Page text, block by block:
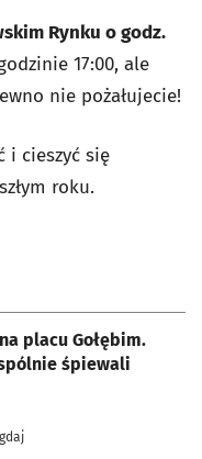
Rynku o godz.
17:00, ale
nie pożałujecie!
i cieszyć się
roku.
placu Gołębim.
śpiewali